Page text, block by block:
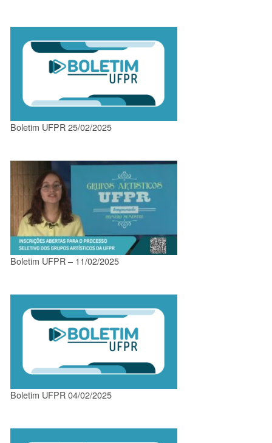
Boletim UFPR 25/02/2025
Boletim UFPR – 11/02/2025
Boletim UFPR 04/02/2025